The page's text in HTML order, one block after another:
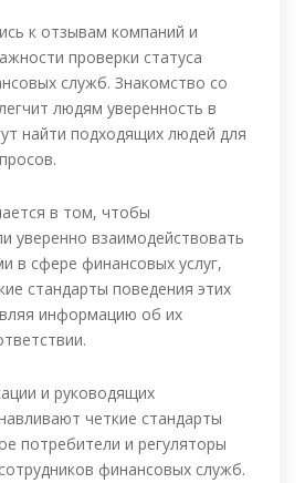
к отзывам компаний и
проверки статуса
служб. Знакомство со
людям уверенность в
найти подходящих людей для
в том, чтобы
уверенно взаимодействовать
в сфере финансовых услуг,
стандарты поведения этих
информацию об их
и руководящих
четкие стандарты
потребители и регуляторы
финансовых служб.